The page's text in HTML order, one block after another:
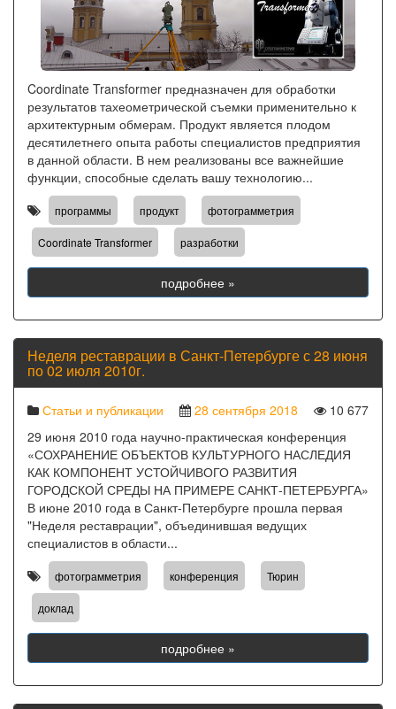
Coordinate Transformer предназначен для обработки
результатов тахеометрической съемки применительно к
архитектурным обмерам. Продукт является плодом
десятилетнего опыта работы специалистов предприятия
в данной области. В нем реализованы все важнейшие
функции, способные сделать вашу технологию...
программы продукт фотограмметрия
Coordinate Transformer разработки
подробнее »
Неделя реставрации в Санкт-Петербурге с 28 июня
по 02 июля 2010г.
Статьи и публикации 28 сентября 2018
10 677
29 июня 2010 года научно-практическая конференция
«СОХРАНЕНИЕ ОБЪЕКТОВ КУЛЬТУРНОГО НАСЛЕДИЯ
КАК КОМПОНЕНТ УСТОЙЧИВОГО РАЗВИТИЯ
ГОРОДСКОЙ СРЕДЫ НА ПРИМЕРЕ САНКТ-ПЕТЕРБУРГА»
В июне 2010 года в Санкт-Петербурге прошла первая
"Неделя реставрации", объединившая ведущих
специалистов в области...
фотограмметрия конференция Тюрин
доклад
подробнее »